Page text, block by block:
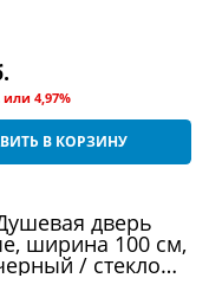
или4,97%
В КОРЗИНУ
дверь
ширина 100 см,
/ стекло